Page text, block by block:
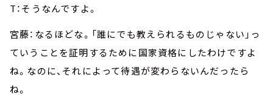
T：そうなんですよ。
宮藤：なるほどな。「誰にでも教えられるものじゃない」っ
ていうことを証明するために国家資格にしたわけですよ
ね。なのに、それによって待遇が変わらないんだったら
ね。